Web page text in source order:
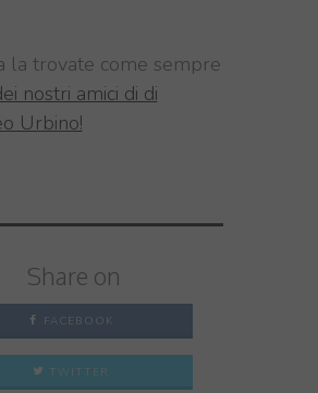
la trovate come sempre
nostri amici di di
Urbino!
Share on
FACEBOOK
TWITTER